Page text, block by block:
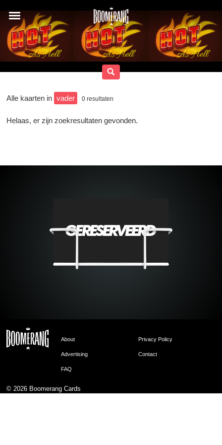
Alle kaarten in vader 0 resultaten
Helaas, er zijn zoekresultaten gevonden.
About Privacy Policy
Advertising Contact
FAQ
© 2026 Boomerang Cards